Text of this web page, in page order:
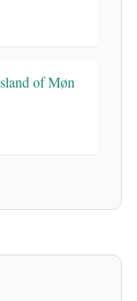
of Møn